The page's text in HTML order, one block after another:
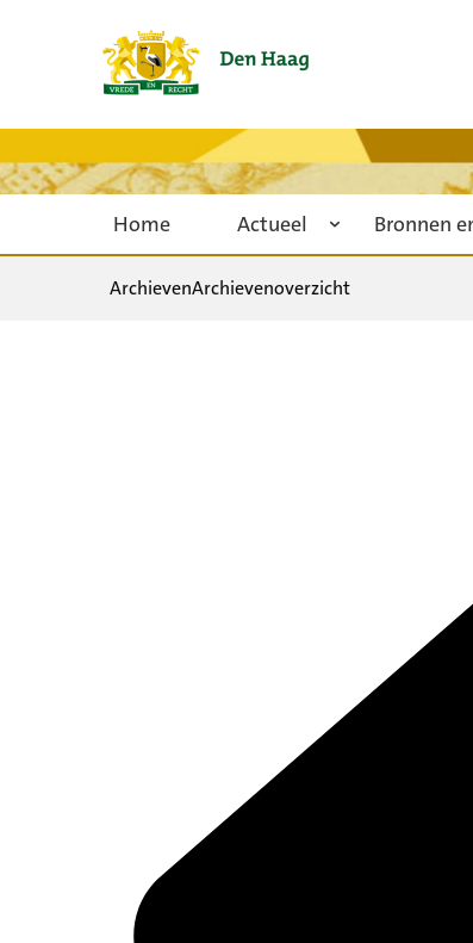
Home Actueel Bronnen
ArchievenArchievenoverzicht